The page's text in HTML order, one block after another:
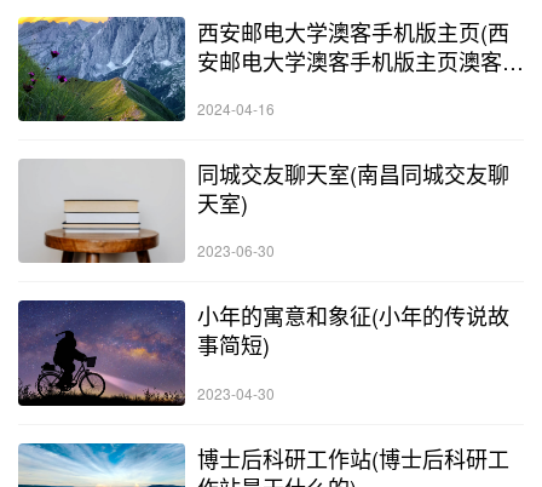
西安邮电大学澳客手机版主页(西
安邮电大学澳客手机版主页澳客手
2024-04-16
同城交友聊天室(南昌同城交友聊
天室)
2023-06-30
小年的寓意和象征(小年的传说故
事简短)
2023-04-30
博士后科研工作站(博士后科研工